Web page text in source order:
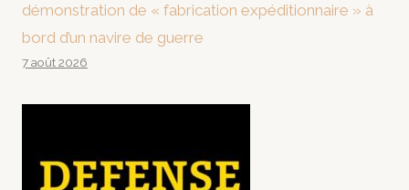
démonstration de « fabrication expéditionnaire » à
bord d’un navire de guerre
7 août 2026